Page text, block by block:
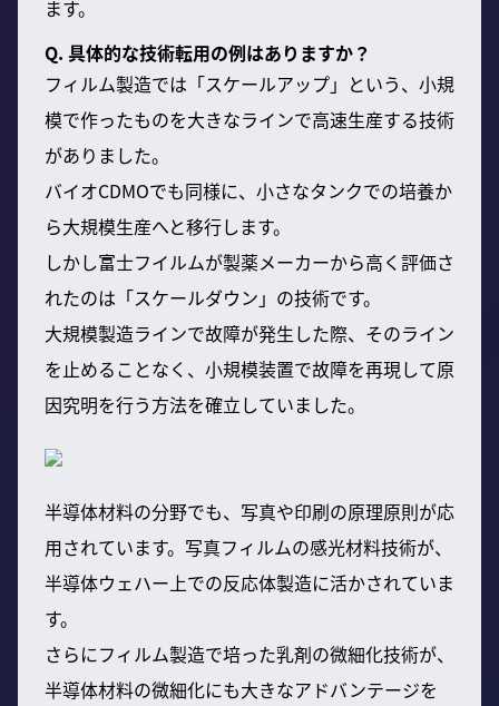
ます。
Q. 具体的な技術転用の例はありますか？
フィルム製造では「スケールアップ」という、小規
模で作ったものを大きなラインで高速生産する技術
がありました。
バイオCDMOでも同様に、小さなタンクでの培養か
ら大規模生産へと移行します。
しかし富士フイルムが製薬メーカーから高く評価さ
れたのは「スケールダウン」の技術です。
大規模製造ラインで故障が発生した際、そのライン
を止めることなく、小規模装置で故障を再現して原
因究明を行う方法を確立していました。
半導体材料の分野でも、写真や印刷の原理原則が応
用されています。写真フィルムの感光材料技術が、
半導体ウェハー上での反応体製造に活かされていま
す。
さらにフィルム製造で培った乳剤の微細化技術が、
半導体材料の微細化にも大きなアドバンテージを